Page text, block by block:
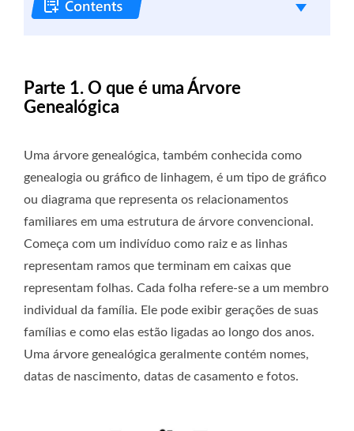
Parte 1. O que é uma Árvore
Genealógica
Uma árvore genealógica, também conhecida como
genealogia ou gráfico de linhagem, é um tipo de gráfico
ou diagrama que representa os relacionamentos
familiares em uma estrutura de árvore convencional.
Começa com um indivíduo como raiz e as linhas
representam ramos que terminam em caixas que
representam folhas. Cada folha refere-se a um membro
individual da família. Ele pode exibir gerações de suas
famílias e como elas estão ligadas ao longo dos anos.
Uma árvore genealógica geralmente contém nomes,
datas de nascimento, datas de casamento e fotos.